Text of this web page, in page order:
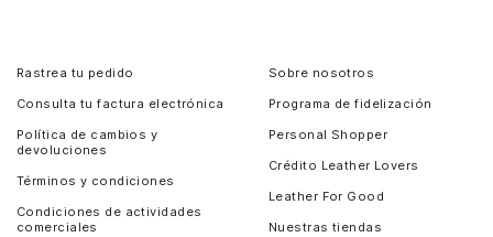
Rastrea tu pedido
Consulta tu factura electrónica
Política de cambios y
devoluciones
Términos y condiciones
Condiciones de actividades
comerciales
Sobre nosotros
Programa de fidelización
Personal Shopper
Crédito Leather Lovers
Leather For Good
Nuestras tiendas